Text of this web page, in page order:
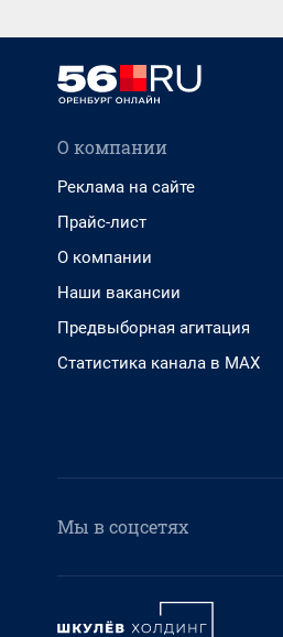
О компании
Реклама на сайте
Прайс-лист
О компании
Наши вакансии
Предвыборная агитация
Статистика канала в MAX
Мы в соцсетях